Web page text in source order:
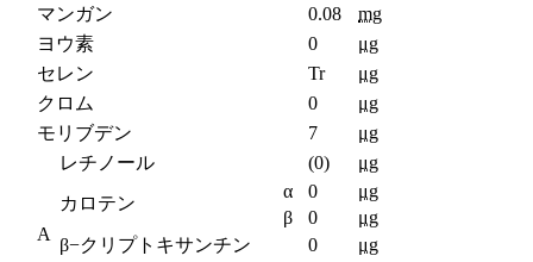
マンガン
0.08
mg
ヨウ素
0
μg
セレン
Tr
μg
クロム
0
μg
モリブデン
7 μg
A
レチノール (0)
μg
カロテン
α 0
μg
β
0
μg
β−クリプトキサンチン
0
μg